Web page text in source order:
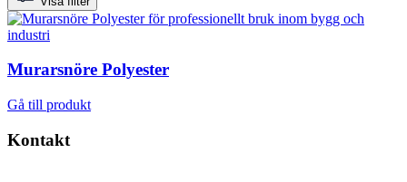
Murarsnöre Polyester
Gå till produkt
Kontakt